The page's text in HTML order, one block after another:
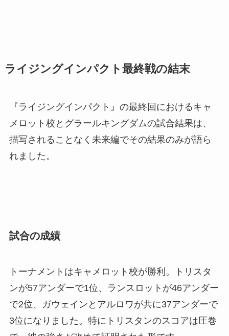
ライジングインパクト最終戦の結末
『ライジングインパクト』の最終回におけるキャ
メロット校とグラールキングダムの試合結果は、
描写されることなく未来編でその結果のみが語ら
れました。
試合の成績
トーナメントはキャメロット校が勝利。トリスタ
ンが57アンダーで1位、ランスロットが46アンダー
で2位、ガウェインとアルロワが共に37アンダーで
3位になりました。特にトリスタンのスコアは圧巻